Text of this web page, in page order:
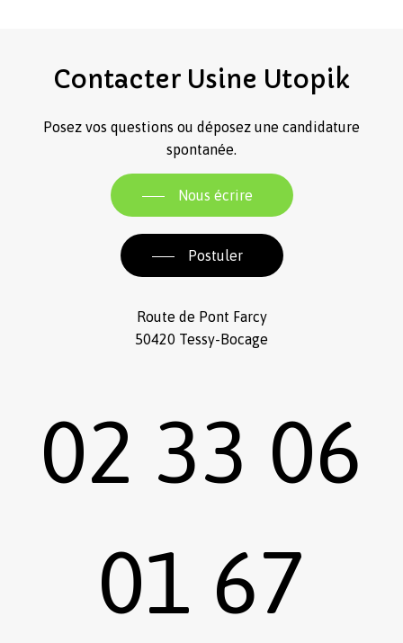
Contacter Usine Utopik
Posez vos questions ou déposez une candidature
spontanée.
Nous écrire
Postuler
Route de Pont Farcy
50420 Tessy-Bocage
02 33 06
01 67